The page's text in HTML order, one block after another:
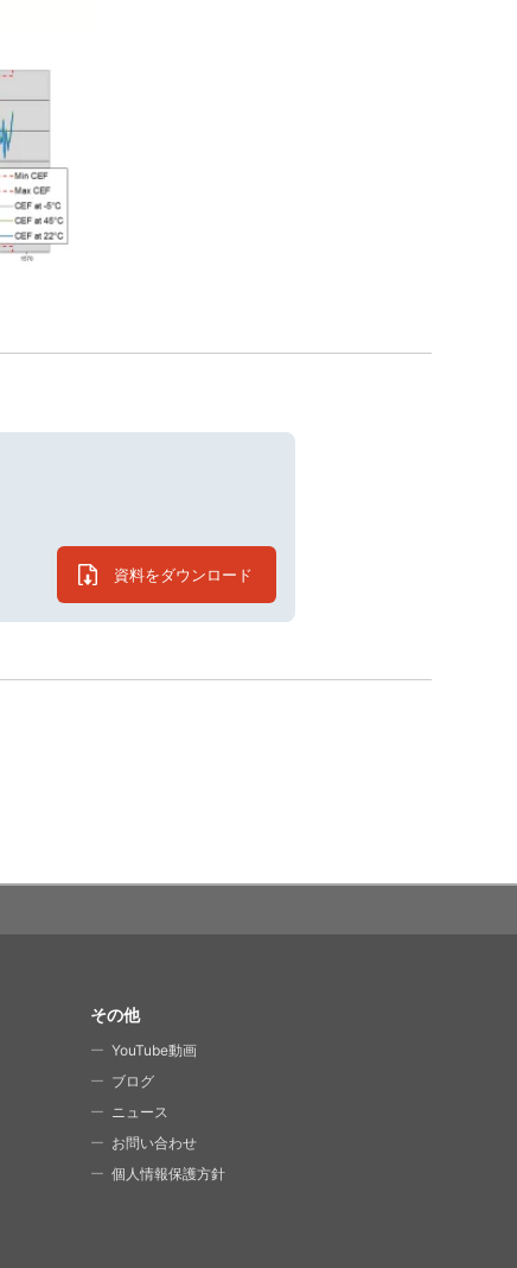
資料をダウンロード
その他
YouTube動画
ブログ
ニュース
お問い合わせ
個人情報保護方針